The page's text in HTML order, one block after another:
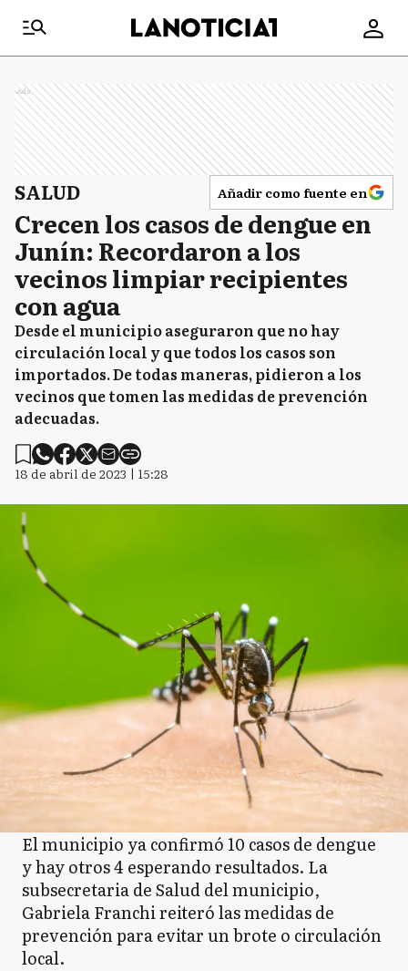
Ads
SALUD Añadir como fuente en
Crecen los casos de dengue en
Junín: Recordaron a los
vecinos limpiar recipientes
con agua
Desde el municipio aseguraron que no hay
circulación local y que todos los casos son
importados. De todas maneras, pidieron a los
vecinos que tomen las medidas de prevención
adecuadas.
18 de abril de 2023 | 15:28
El municipio ya confirmó 10 casos de dengue
y hay otros 4 esperando resultados. La
subsecretaria de Salud del municipio,
Gabriela Franchi reiteró las medidas de
prevención para evitar un brote o circulación
local.